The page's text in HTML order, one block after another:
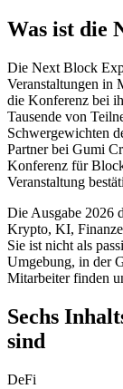
Was ist die
Die Next Block
Veranstaltungen in
die Konferenz bei
Tausende von
Schwergewichten
Partner bei Gumi
Konferenz für
Veranstaltung
Die Ausgabe 2026
Krypto, KI,
Sie ist nicht als
Umgebung, in der
Mitarbeiter finden
Sechs
sind
DeFi